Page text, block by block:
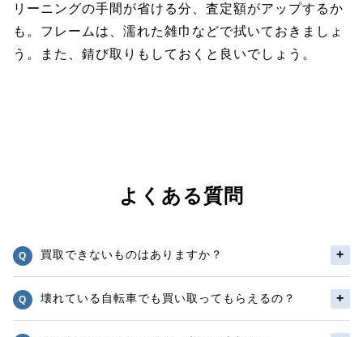
リーニングの手間が省ける分、査定額がアップするか
も。フレームは、濡れた雑巾などで拭いておきましょ
う。また、錆び取りもしておくと良いでしょう。
よくある質問
買取できないものはありますか？
壊れている自転車でも買い取ってもらえるの？